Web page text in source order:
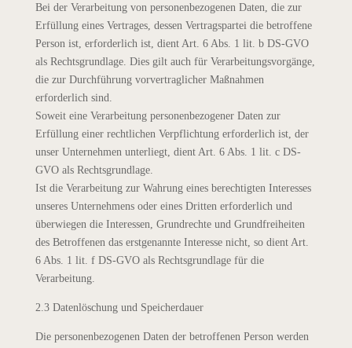
Bei der Verarbeitung von personenbezogenen Daten, die zur
Erfüllung eines Vertrages, dessen Vertragspartei die betroffene
Person ist, erforderlich ist, dient Art. 6 Abs. 1 lit. b DS-GVO
als Rechtsgrundlage. Dies gilt auch für Verarbeitungsvorgänge,
die zur Durchführung vorvertraglicher Maßnahmen
erforderlich sind.
Soweit eine Verarbeitung personenbezogener Daten zur
Erfüllung einer rechtlichen Verpflichtung erforderlich ist, der
unser Unternehmen unterliegt, dient Art. 6 Abs. 1 lit. c DS-
GVO als Rechtsgrundlage.
Ist die Verarbeitung zur Wahrung eines berechtigten Interesses
unseres Unternehmens oder eines Dritten erforderlich und
überwiegen die Interessen, Grundrechte und Grundfreiheiten
des Betroffenen das erstgenannte Interesse nicht, so dient Art.
6 Abs. 1 lit. f DS-GVO als Rechtsgrundlage für die
Verarbeitung.
2.3 Datenlöschung und Speicherdauer
Die personenbezogenen Daten der betroffenen Person werden